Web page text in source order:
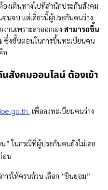
งเดินทางไปที่สำนักประกันสังคม
นจบ แต่เดี๋ยวนี้ผู้ประกันตนว่าง
านเพราะลาออกเอง สามารถขึ้น
ซึ่งขั้นตอนในการขึ้นทะเบียนคน
อ
สังคมออนไลน์ ต้องเข้า
เพื่อลงทะเบียนคนว่าง
น” ในกรณีที่ผู้ประกันตนยังไม่เคย
อน
ารให้ครบถ้วน เลือก “ยินยอม”